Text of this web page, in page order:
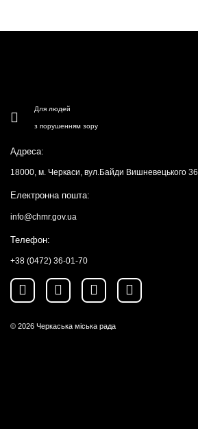
Для людей
з порушенням зору
Адреса:
18000, м. Черкаси, вул.Байди Вишневецького 36
Електронна пошта:
info@chmr.gov.ua
Телефон:
+38 (0472) 36-01-70
© 2026 Черкаська міська рада